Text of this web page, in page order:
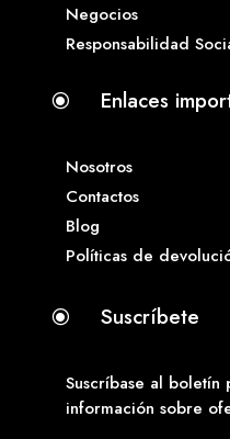
Negocios
Responsabilidad
\ Enlaces
Nosotros
Contactos
Blog
Políticas de
\ Suscríbete
Suscríbase al
información sobre